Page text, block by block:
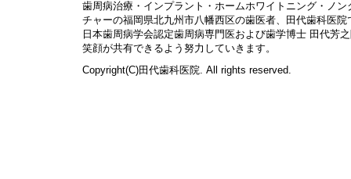
歯周病治療・インプラント・ホームホワイトニング・ノン
チャーの福岡県北九州市八幡西区の歯医者、田代歯科医院
日本歯周病学会認定歯周病専門医および歯学博士 田代芳
笑顔が共有できるよう努力していきます。
Copyright(C)田代歯科医院. All rights reserved.